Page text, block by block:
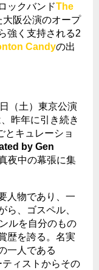
ックバンドThe
阪公演のオープ
強く支持される2
Candyの出
日（土）東京公演
昨年に引き続き
とキュレーショ
by Gen
夜中の幕張に集
人物であり、一
ら、ゴスペル、
ルを自分のもの
歴を誇る。名実
一人である
ィストからその